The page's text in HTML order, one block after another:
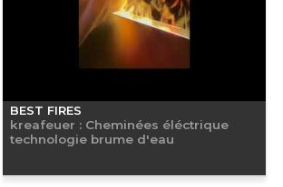
BEST FIRES
kreafeuer : Cheminées éléctrique
technologie brume d'eau